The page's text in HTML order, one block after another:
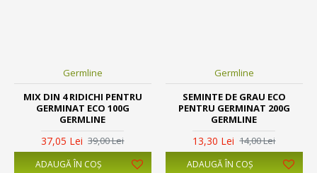
Germline
MIX DIN 4 RIDICHI PENTRU
GERMINAT ECO 100G
GERMLINE
37,05 Lei 39,00 Lei
ADAUGĂ ÎN COŞ
Germline
SEMINTE DE GRAU ECO
PENTRU GERMINAT 200G
GERMLINE
13,30 Lei 14,00 Lei
ADAUGĂ ÎN COŞ